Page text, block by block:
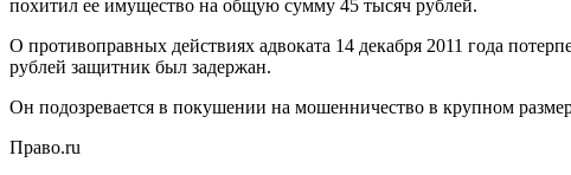
похитил ее имущество на общую сумму 45 тысяч рублей.
О противоправных действиях адвоката 14 декабря 2011 года
рублей защитник был задержан.
Он подозревается в покушении на мошенничество в крупном
Право.ru